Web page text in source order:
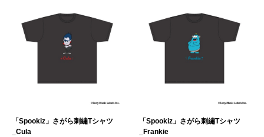
「Spookiz」さがら刺繡Tシャツ
_Cula
「Spookiz」さがら刺繡Tシャツ
_Frankie